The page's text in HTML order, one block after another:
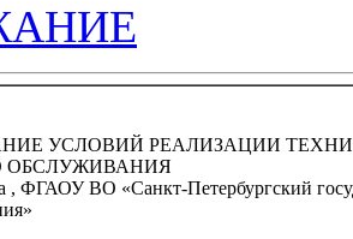
УСЛОВИЙ РЕАЛИЗАЦИИ
ОБСЛУЖИВАНИЯ
ФГАОУ ВО «Санкт-Петербургский